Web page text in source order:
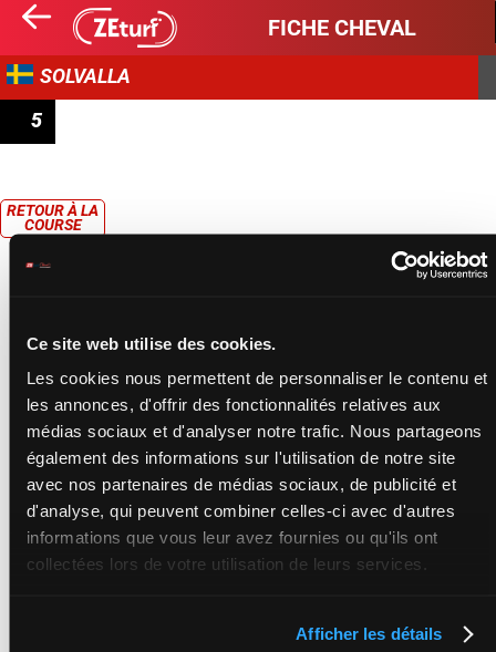
Ce site web utilise des cookies.
Les cookies nous permettent de personnaliser le contenu et
les annonces, d'offrir des fonctionnalités relatives aux
médias sociaux et d'analyser notre trafic. Nous partageons
également des informations sur l'utilisation de notre site
avec nos partenaires de médias sociaux, de publicité et
d'analyse, qui peuvent combiner celles-ci avec d'autres
informations que vous leur avez fournies ou qu'ils ont
collectées lors de votre utilisation de leurs services.
Afficher les détails
FICHE CHEVAL
SOLVALLA
5
RETOUR À LA
COURSE